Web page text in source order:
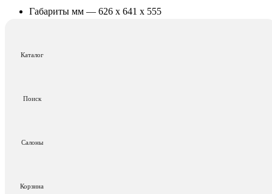
Каталог
Поиск
Салоны
Корзина
Габариты мм — 626 x 641 x 555
2 382 586 ₽
Габариты мм — 1020 x 1160 x 730+70
от 41 738 300 ₽